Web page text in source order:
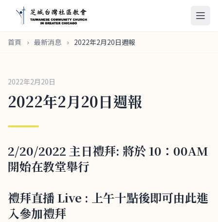
首頁 › 最新消息 › 2022年2月20日週報
2022年2月20日
2022年2月20日週報
2/20/2022 主日禮拜: 將於 10：00AM
開始在教堂舉行
禮拜直播 Live : 上午十點後即可由此進
入參加禮拜